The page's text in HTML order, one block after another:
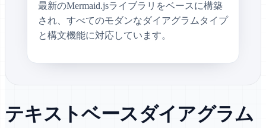
最新のMermaid.jsライブラリをベースに構築
され、すべてのモダンなダイアグラムタイプ
と構文機能に対応しています。
テキストベースダイアグラム